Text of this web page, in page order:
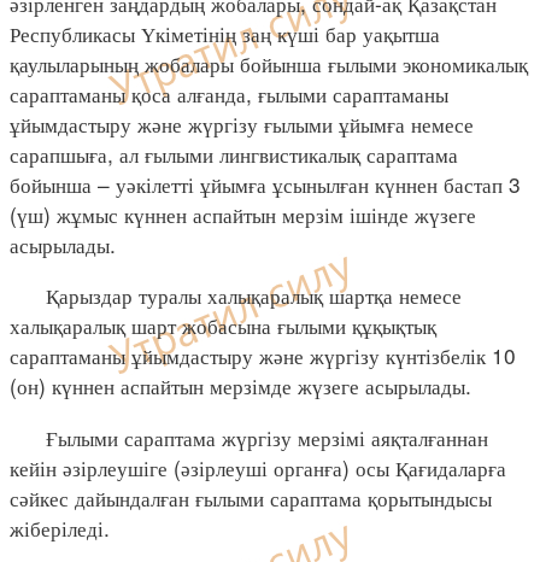
Республикасы Үкіметінің заң күші бар уақытша
қаулыларының жобалары бойынша ғылыми экономикалық
сараптаманы қоса алғанда, ғылыми сараптаманы
ұйымдастыру және жүргізу ғылыми ұйымға немесе
сарапшыға, ал ғылыми лингвистикалық сараптама
бойынша – уәкілетті ұйымға ұсынылған күннен бастап 3
(үш) жұмыс күннен аспайтын мерзім ішінде жүзеге
асырылады.
Қарыздар туралы халықаралық шартқа немесе
халықаралық шарт жобасына ғылыми құқықтық
сараптаманы ұйымдастыру және жүргізу күнтізбелік 10
(он) күннен аспайтын мерзімде жүзеге асырылады.
Ғылыми сараптама жүргізу мерзімі аяқталғаннан
кейін әзірлеушіге (әзірлеуші органға) осы Қағидаларға
сәйкес дайындалған ғылыми сараптама қорытындысы
жіберіледі.